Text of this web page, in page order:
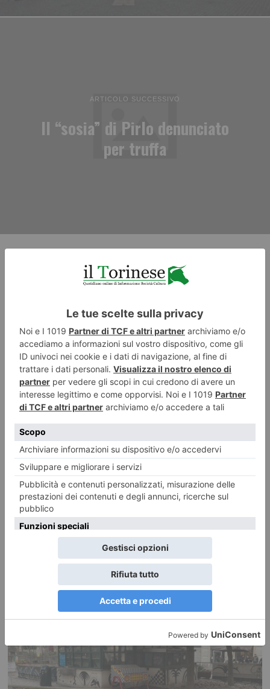
ARTICOLO SUCCESSIVO
Il “sosia” di Pirlo denunciato
per truffa
RECENTI:
Foto dei lettori: Vedute del/dal Rocciamelone
Ecco le foto di un ciclo di Dipinti Murali realizzati da Silvia Marchionne e